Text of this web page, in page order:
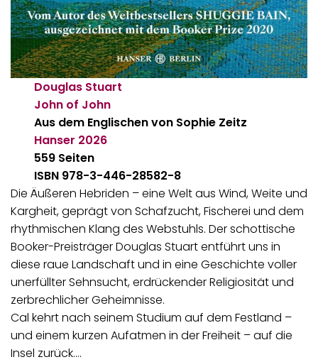
Douglas Stuart
John of John
Aus dem Englischen von Sophie Zeitz
Hanser 2026
559 Seiten
ISBN 978-3-446-28582-8
Die Äußeren Hebriden – eine Welt aus Wind, Weite und
Kargheit, geprägt von Schafzucht, Fischerei und dem
rhythmischen Klang des Webstuhls. Der schottische
Booker-Preisträger Douglas Stuart entführt uns in
diese raue Landschaft und in eine Geschichte voller
unerfüllter Sehnsucht, erdrückender Religiosität und
zerbrechlicher Geheimnisse.
Cal kehrt nach seinem Studium auf dem Festland –
und einem kurzen Aufatmen in der Freiheit – auf die
Insel zurück.…